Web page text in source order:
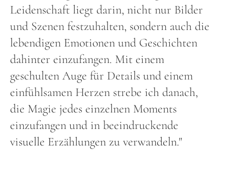
Leidenschaft liegt darin, nicht nur Bilder
und Szenen festzuhalten, sondern auch die
lebendigen Emotionen und Geschichten
dahinter einzufangen. Mit einem
geschulten Auge für Details und einem
einfühlsamen Herzen strebe ich danach,
die Magie jedes einzelnen Moments
einzufangen und in beeindruckende
visuelle Erzählungen zu verwandeln."